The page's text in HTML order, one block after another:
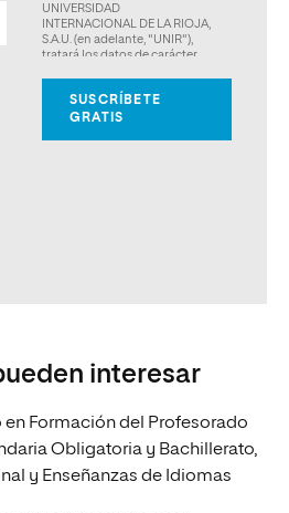
interesar
en Formación del Profesorado
Obligatoria y Bachillerato,
y Enseñanzas de Idiomas